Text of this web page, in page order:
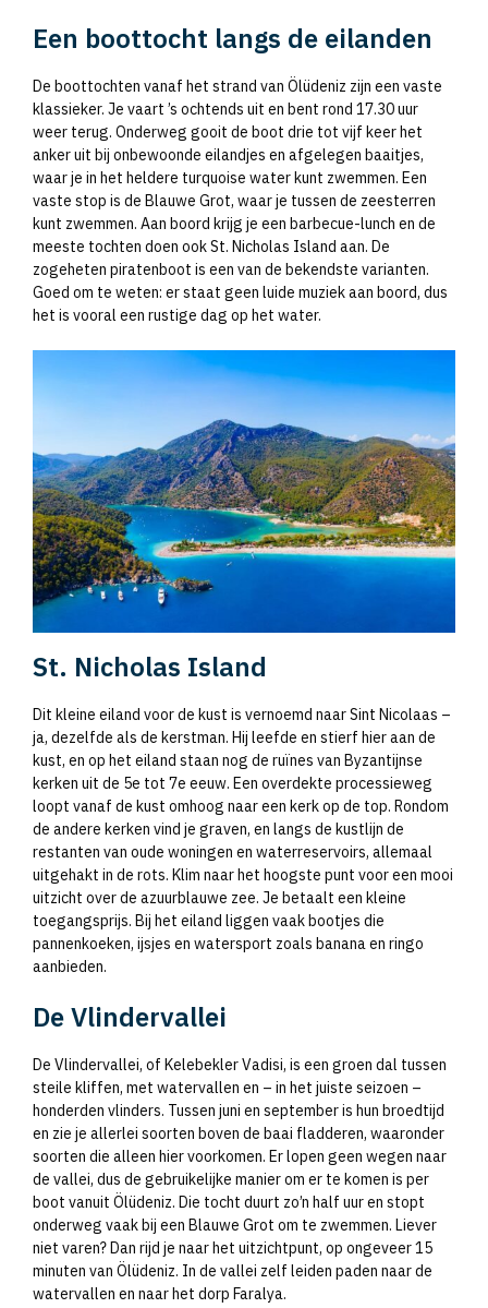
Een boottocht langs de eilanden
De boottochten vanaf het strand van Ölüdeniz zijn een vaste
klassieker. Je vaart ’s ochtends uit en bent rond 17.30 uur
weer terug. Onderweg gooit de boot drie tot vijf keer het
anker uit bij onbewoonde eilandjes en afgelegen baaitjes,
waar je in het heldere turquoise water kunt zwemmen. Een
vaste stop is de Blauwe Grot, waar je tussen de zeesterren
kunt zwemmen. Aan boord krijg je een barbecue-lunch en de
meeste tochten doen ook St. Nicholas Island aan. De
zogeheten piratenboot is een van de bekendste varianten.
Goed om te weten: er staat geen luide muziek aan boord, dus
het is vooral een rustige dag op het water.
St. Nicholas Island
Dit kleine eiland voor de kust is vernoemd naar Sint Nicolaas –
ja, dezelfde als de kerstman. Hij leefde en stierf hier aan de
kust, en op het eiland staan nog de ruïnes van Byzantijnse
kerken uit de 5e tot 7e eeuw. Een overdekte processieweg
loopt vanaf de kust omhoog naar een kerk op de top. Rondom
de andere kerken vind je graven, en langs de kustlijn de
restanten van oude woningen en waterreservoirs, allemaal
uitgehakt in de rots. Klim naar het hoogste punt voor een mooi
uitzicht over de azuurblauwe zee. Je betaalt een kleine
toegangsprijs. Bij het eiland liggen vaak bootjes die
pannenkoeken, ijsjes en watersport zoals banana en ringo
aanbieden.
De Vlindervallei
De Vlindervallei, of Kelebekler Vadisi, is een groen dal tussen
steile kliffen, met watervallen en – in het juiste seizoen –
honderden vlinders. Tussen juni en september is hun broedtijd
en zie je allerlei soorten boven de baai fladderen, waaronder
soorten die alleen hier voorkomen. Er lopen geen wegen naar
de vallei, dus de gebruikelijke manier om er te komen is per
boot vanuit Ölüdeniz. Die tocht duurt zo’n half uur en stopt
onderweg vaak bij een Blauwe Grot om te zwemmen. Liever
niet varen? Dan rijd je naar het uitzichtpunt, op ongeveer 15
minuten van Ölüdeniz. In de vallei zelf leiden paden naar de
watervallen en naar het dorp Faralya.